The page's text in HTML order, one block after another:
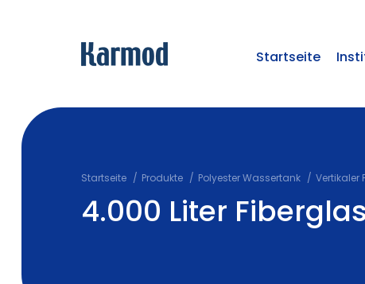
Startseite
Startseite Produkte Polyester Wassertank Vertikaler
4.000 Liter